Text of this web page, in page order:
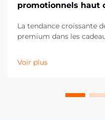
promotionnels haut
La tendance croissante
premium dans les
promotionnel, les
continuellement des
Voir plus